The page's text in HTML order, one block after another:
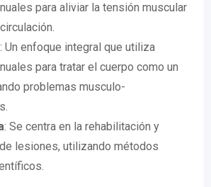
para aliviar la tensión muscular
: Un enfoque integral que utiliza
para tratar el cuerpo como un
problemas musculo-
: Se centra en la rehabilitación y
lesiones, utilizando métodos